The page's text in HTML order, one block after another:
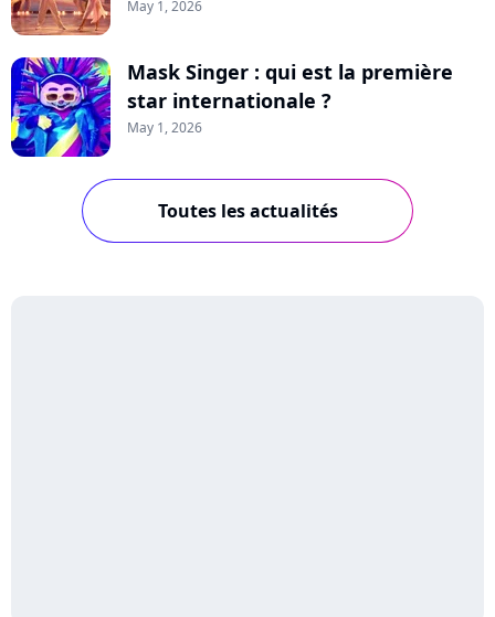
May 1, 2026
Mask Singer : qui est la première
star internationale ?
May 1, 2026
Toutes les actualités